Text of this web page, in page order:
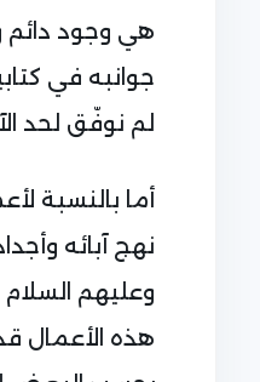
هي وجود
جوانبه في
لم نوفّق لحد
أما بالنسبة
نهج آبائه
وعليهم
هذه الأعمال